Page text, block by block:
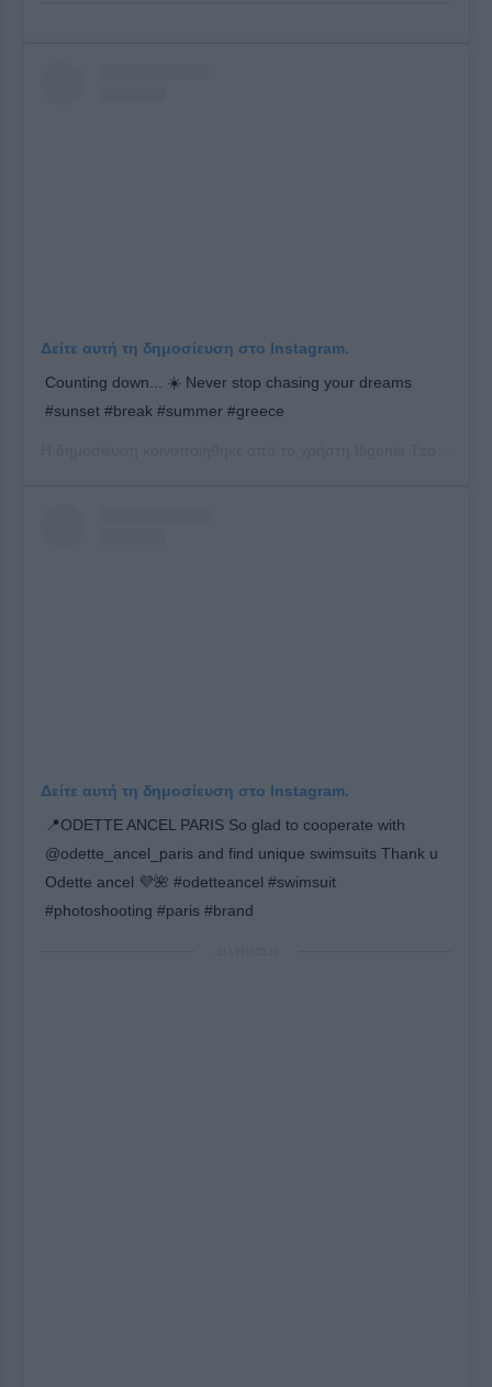
Δείτε αυτή τη δημοσίευση στο Instagram.
Counting down... ☀️ Never stop chasing your dreams
#sunset #break #summer #greece
Δείτε αυτή τη δημοσίευση στο Instagram.
📍ODETTE ANCEL PARIS So glad to cooperate with
@odette_ancel_paris and find unique swimsuits Thank u
Odette ancel 💜🌺 #odetteancel #swimsuit
#photoshooting #paris #brand